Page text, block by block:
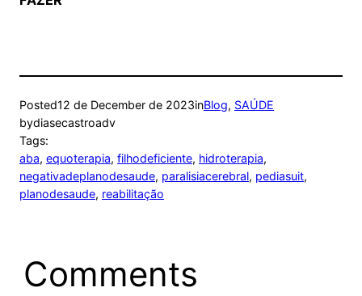
Posted12 de December de 2023inBlog, SAÚDE
bydiasecastroadv
Tags:
aba, equoterapia, filhodeficiente, hidroterapia
negativadeplanodesaude, paralisiacerebral, pediasuit
planodesaude, reabilitação
Comments